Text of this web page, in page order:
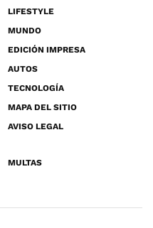
LIFESTYLE
MUNDO
EDICIÓN IMPRESA
AUTOS
TECNOLOGÍA
MAPA DEL SITIO
AVISO LEGAL
MULTAS